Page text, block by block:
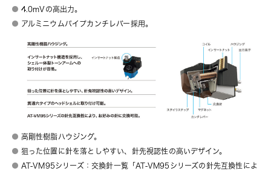
4.0mVの高出力。
アルミニウムパイプカンチレバー採用。
高剛性樹脂ハウジング。
狙った位置に針を落としやすい、針先視認性の高いデザイン。
AT-VM95シリーズ：交換針一覧「AT-VM95シリーズの針先互換性によ